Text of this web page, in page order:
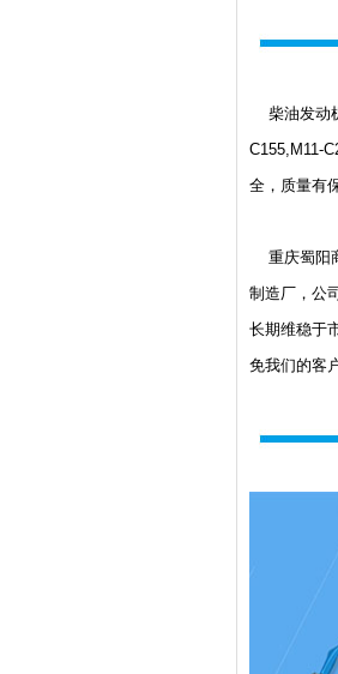
柴油发动
C155,M11-
全，质量有
重庆蜀阳
制造厂，公
长期维稳于
免我们的客